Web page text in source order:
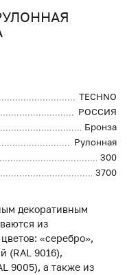
TECHNO
РОССИЯ
Бронза
Рулонная
300
3700
декоративным
из
«серебро»,
(RAL 9016),
9005), а также из